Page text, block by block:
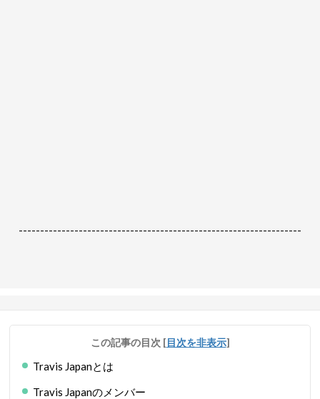
------------------------------------------------------------------
この記事の目次 [目次を非表示]
Travis Japanとは
Travis Japanのメンバー